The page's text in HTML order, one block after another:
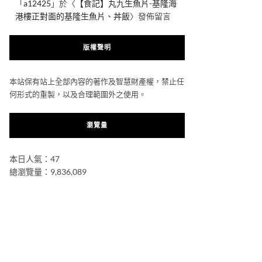
「a12425 」於〈 【食記】丸九生魚片-基隆海
港樓正對面的基隆生魚片、丼飯〉發佈留言
版權聲明
本站保有站上全部內容的著作及智慧財產權，禁止任
何形式的重製，以及合理範圍外之使用。
瀏覽量
本日人氣：47
總瀏覽量：9,836,089